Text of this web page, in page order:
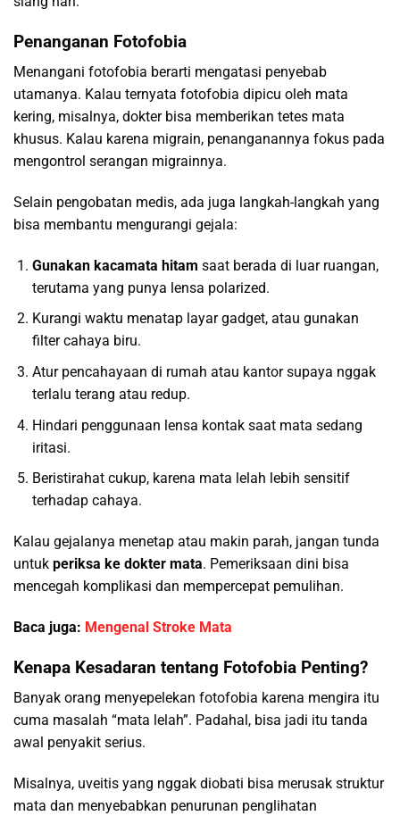
Penanganan Fotofobia
Menangani fotofobia berarti mengatasi penyebab
utamanya. Kalau ternyata fotofobia dipicu oleh mata
kering, misalnya, dokter bisa memberikan tetes mata
khusus. Kalau karena migrain, penanganannya fokus pada
mengontrol serangan migrainnya.
Selain pengobatan medis, ada juga langkah-langkah yang
bisa membantu mengurangi gejala:
Gunakan kacamata hitam saat berada di luar ruangan,
terutama yang punya lensa polarized.
Kurangi waktu menatap layar gadget, atau gunakan
filter cahaya biru.
Atur pencahayaan di rumah atau kantor supaya nggak
terlalu terang atau redup.
Hindari penggunaan lensa kontak saat mata sedang
iritasi.
Beristirahat cukup, karena mata lelah lebih sensitif
terhadap cahaya.
Kalau gejalanya menetap atau makin parah, jangan tunda
untuk periksa ke dokter mata. Pemeriksaan dini bisa
mencegah komplikasi dan mempercepat pemulihan.
Baca juga: Mengenal Stroke Mata
Kenapa Kesadaran tentang Fotofobia Penting?
Banyak orang menyepelekan fotofobia karena mengira itu
cuma masalah “mata lelah”. Padahal, bisa jadi itu tanda
awal penyakit serius.
Misalnya, uveitis yang nggak diobati bisa merusak struktur
mata dan menyebabkan penurunan penglihatan